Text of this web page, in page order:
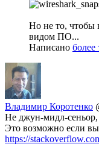
Но не то, чтобы
видом ПО...
Написано более
Владимир Коротенко
Не джун-мидл-сеньор,
Это возможно если вы
https://